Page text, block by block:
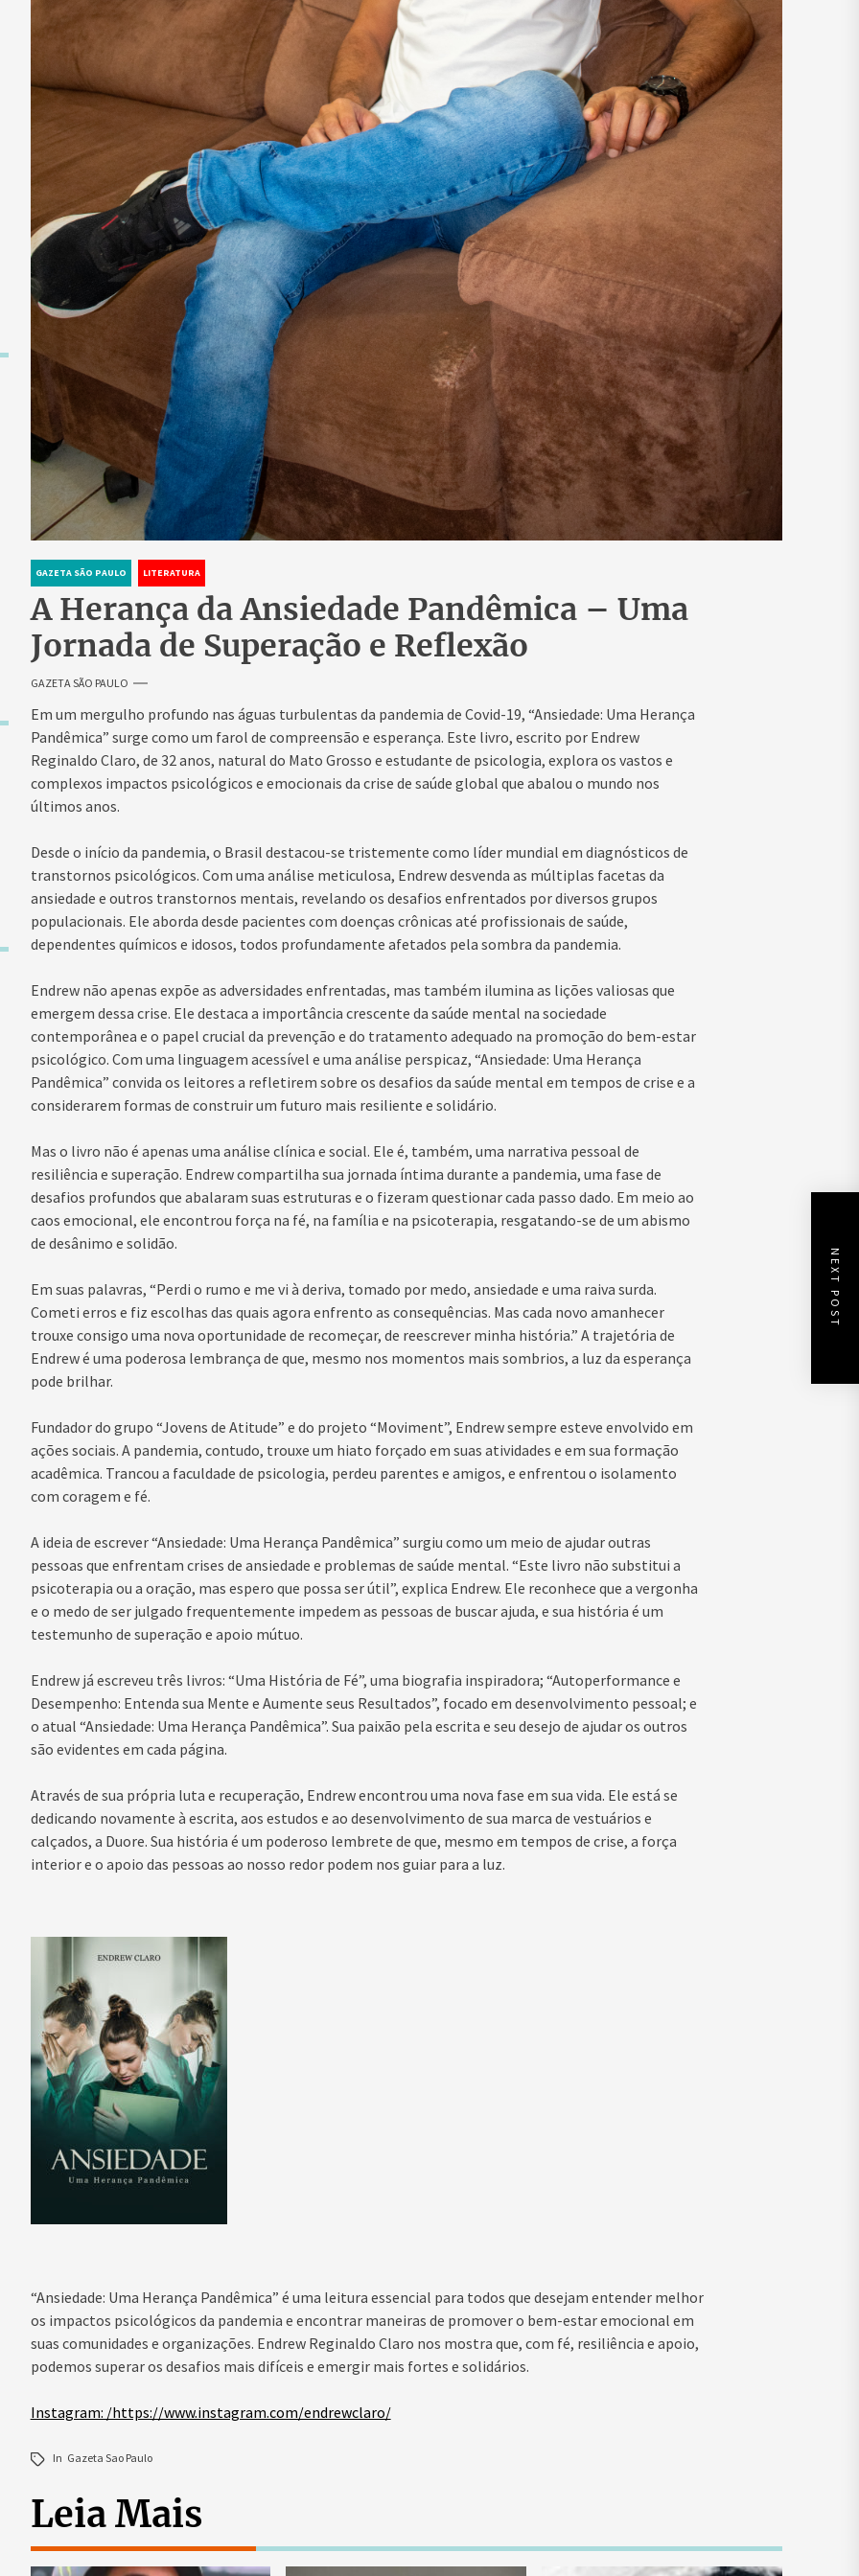
GAZETA SÃO PAULO LITERATURA
A Herança da Ansiedade Pandêmica – Uma
Jornada de Superação e Reflexão
GAZETA SÃO PAULO
Em um mergulho profundo nas águas turbulentas da pandemia de Covid-19, “Ansiedade: Uma Herança
Pandêmica” surge como um farol de compreensão e esperança. Este livro, escrito por Endrew
Reginaldo Claro, de 32 anos, natural do Mato Grosso e estudante de psicologia, explora os vastos e
complexos impactos psicológicos e emocionais da crise de saúde global que abalou o mundo nos
últimos anos.
Desde o início da pandemia, o Brasil destacou-se tristemente como líder mundial em diagnósticos de
transtornos psicológicos. Com uma análise meticulosa, Endrew desvenda as múltiplas facetas da
ansiedade e outros transtornos mentais, revelando os desafios enfrentados por diversos grupos
populacionais. Ele aborda desde pacientes com doenças crônicas até profissionais de saúde,
dependentes químicos e idosos, todos profundamente afetados pela sombra da pandemia.
Endrew não apenas expõe as adversidades enfrentadas, mas também ilumina as lições valiosas que
emergem dessa crise. Ele destaca a importância crescente da saúde mental na sociedade
contemporânea e o papel crucial da prevenção e do tratamento adequado na promoção do bem-estar
psicológico. Com uma linguagem acessível e uma análise perspicaz, “Ansiedade: Uma Herança
Pandêmica” convida os leitores a refletirem sobre os desafios da saúde mental em tempos de crise e a
considerarem formas de construir um futuro mais resiliente e solidário.
Mas o livro não é apenas uma análise clínica e social. Ele é, também, uma narrativa pessoal de
resiliência e superação. Endrew compartilha sua jornada íntima durante a pandemia, uma fase de
desafios profundos que abalaram suas estruturas e o fizeram questionar cada passo dado. Em meio ao
caos emocional, ele encontrou força na fé, na família e na psicoterapia, resgatando-se de um abismo
de desânimo e solidão.
Em suas palavras, “Perdi o rumo e me vi à deriva, tomado por medo, ansiedade e uma raiva surda.
Cometi erros e fiz escolhas das quais agora enfrento as consequências. Mas cada novo amanhecer
trouxe consigo uma nova oportunidade de recomeçar, de reescrever minha história.” A trajetória de
Endrew é uma poderosa lembrança de que, mesmo nos momentos mais sombrios, a luz da esperança
pode brilhar.
Fundador do grupo “Jovens de Atitude” e do projeto “Moviment”, Endrew sempre esteve envolvido em
ações sociais. A pandemia, contudo, trouxe um hiato forçado em suas atividades e em sua formação
acadêmica. Trancou a faculdade de psicologia, perdeu parentes e amigos, e enfrentou o isolamento
com coragem e fé.
A ideia de escrever “Ansiedade: Uma Herança Pandêmica” surgiu como um meio de ajudar outras
pessoas que enfrentam crises de ansiedade e problemas de saúde mental. “Este livro não substitui a
psicoterapia ou a oração, mas espero que possa ser útil”, explica Endrew. Ele reconhece que a vergonha
e o medo de ser julgado frequentemente impedem as pessoas de buscar ajuda, e sua história é um
testemunho de superação e apoio mútuo.
Endrew já escreveu três livros: “Uma História de Fé”, uma biografia inspiradora; “Autoperformance e
Desempenho: Entenda sua Mente e Aumente seus Resultados”, focado em desenvolvimento pessoal; e
o atual “Ansiedade: Uma Herança Pandêmica”. Sua paixão pela escrita e seu desejo de ajudar os outros
são evidentes em cada página.
Através de sua própria luta e recuperação, Endrew encontrou uma nova fase em sua vida. Ele está se
dedicando novamente à escrita, aos estudos e ao desenvolvimento de sua marca de vestuários e
calçados, a Duore. Sua história é um poderoso lembrete de que, mesmo em tempos de crise, a força
interior e o apoio das pessoas ao nosso redor podem nos guiar para a luz.
“Ansiedade: Uma Herança Pandêmica” é uma leitura essencial para todos que desejam entender melhor
os impactos psicológicos da pandemia e encontrar maneiras de promover o bem-estar emocional em
suas comunidades e organizações. Endrew Reginaldo Claro nos mostra que, com fé, resiliência e apoio,
podemos superar os desafios mais difíceis e emergir mais fortes e solidários.
Instagram: /https://www.instagram.com/endrewclaro/
In Gazeta Sao Paulo
NEXT POST
Leia Mais